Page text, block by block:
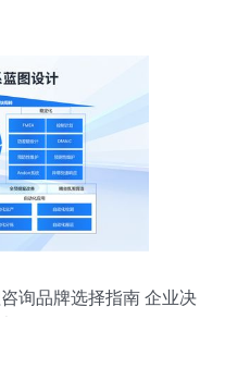
询品牌选择指南 企业决